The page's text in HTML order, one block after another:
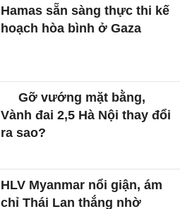
Hamas sẵn sàng thực thi kế
hoạch hòa bình ở Gaza
Gỡ vướng mặt bằng,
Vành đai 2,5 Hà Nội thay đổi
ra sao?
HLV Myanmar nổi giận, ám
chỉ Thái Lan thắng nhờ